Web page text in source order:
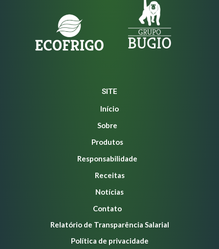
SITE
Início
Sobre
Produtos
Responsabilidade
Receitas
Notícias
Contato
Relatório de Transparência Salarial
Política de privacidade